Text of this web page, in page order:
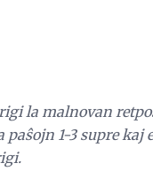
la malnovan
paŝojn 1-3 supre kaj